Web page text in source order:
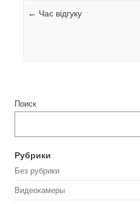
Навигация по записям
← Час відгуку
Поиск
Рубрики
Без рубрики
Видеокамеры